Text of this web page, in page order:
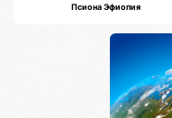
Псиона Эфиопия